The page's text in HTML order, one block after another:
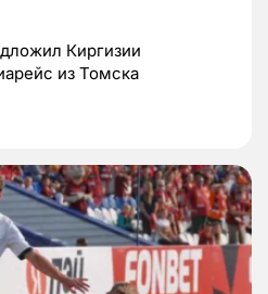
Киргизии
из Томска